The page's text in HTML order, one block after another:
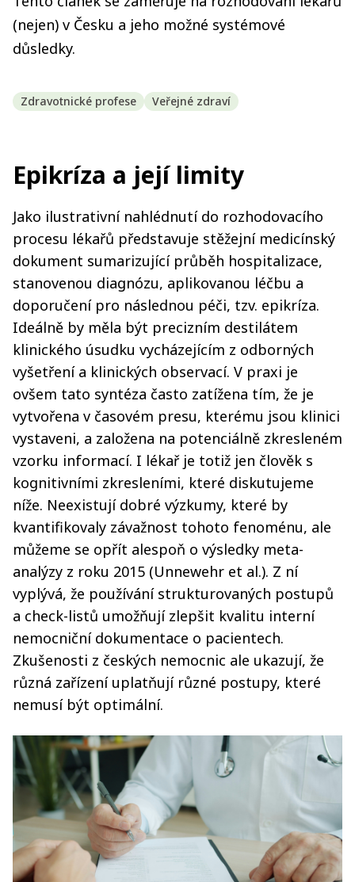
(nejen) v Česku a jeho možné systémové
důsledky.
Zdravotnické profese Veřejné zdraví
Epikríza a její limity
Jako ilustrativní nahlédnutí do rozhodovacího
procesu lékařů představuje stěžejní medicínský
dokument sumarizující průběh hospitalizace,
stanovenou diagnózu, aplikovanou léčbu a
doporučení pro následnou péči, tzv. epikríza.
Ideálně by měla být precizním destilátem
klinického úsudku vycházejícím z odborných
vyšetření a klinických observací. V praxi je
ovšem tato syntéza často zatížena tím, že je
vytvořena v časovém presu, kterému jsou klinici
vystaveni, a založena na potenciálně zkresleném
vzorku informací. I lékař je totiž jen člověk s
kognitivními zkresleními, které diskutujeme
níže. Neexistují dobré výzkumy, které by
kvantifikovaly závažnost tohoto fenoménu, ale
můžeme se opřít alespoň o výsledky meta-
analýzy z roku 2015 (Unnewehr et al.). Z ní
vyplývá, že používání strukturovaných postupů
a check-listů umožňují zlepšit kvalitu interní
nemocniční dokumentace o pacientech.
Zkušenosti z českých nemocnic ale ukazují, že
různá zařízení uplatňují různé postupy, které
nemusí být optimální.